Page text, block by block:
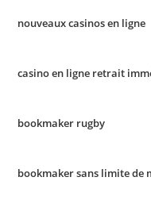
nouveaux casinos en ligne
casino en ligne retrait
bookmaker rugby
bookmaker sans limite de